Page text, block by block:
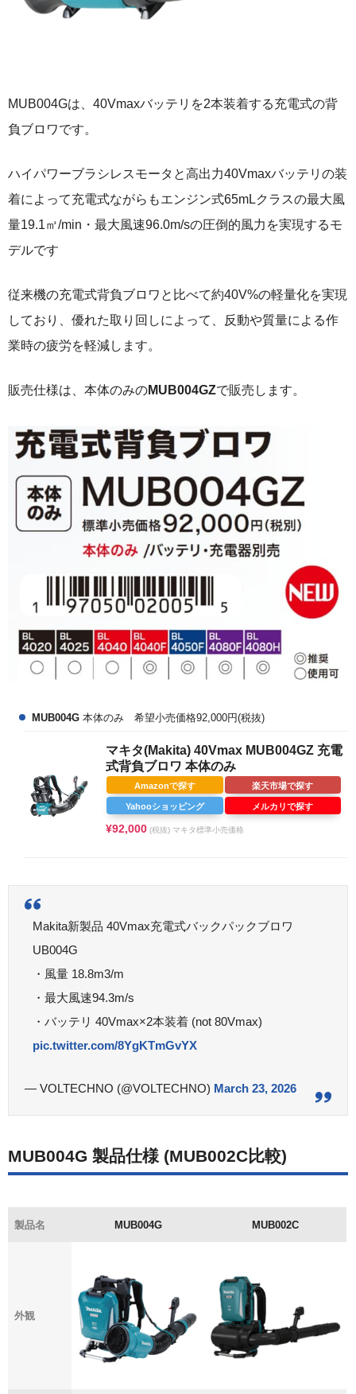
MUB004Gは、40Vmaxバッテリを2本装着する充電式の背
負ブロワです。
ハイパワーブラシレスモータと高出力40Vmaxバッテリの装
着によって充電式ながらもエンジン式65mLクラスの最大風
量19.1㎥/min・最大風速96.0m/sの圧倒的風力を実現するモ
デルです
従来機の充電式背負ブロワと比べて約40V%の軽量化を実現
しており、優れた取り回しによって、反動や質量による作
業時の疲労を軽減します。
販売仕様は、本体のみのMUB004GZで販売します。
MUB004G 本体のみ 希望小売価格92,000円(税抜)
マキタ(Makita) 40Vmax MUB004GZ 充電
式背負ブロワ 本体のみ
¥92,000 (税抜) マキタ標準小売価格
Amazonで探す 楽天市場で探す
Yahooショッピング メルカリで探す
Makita新製品 40Vmax充電式バックパックブロワ
UB004G
・風量 18.8m3/m
・最大風速94.3m/s
・バッテリ 40Vmax×2本装着 (not 80Vmax)
pic.twitter.com/8YgKTmGvYX
— VOLTECHNO (@VOLTECHNO) March 23, 2026
MUB004G 製品仕様 (MUB002C比較)
製品名 MUB004G MUB002C
外観